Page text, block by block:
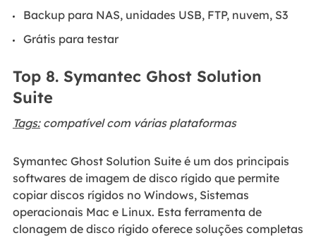
Backup para NAS, unidades USB, FTP, nuvem, S3
Grátis para testar
Top 8. Symantec Ghost Solution
Suite
Tags:compatível com várias plataformas
Symantec Ghost Solution Suite é um dos principais
softwares de imagem de disco rígido que permite
copiar discos rígidos no Windows, Sistemas
operacionais Mac e Linux. Esta ferramenta de
clonagem de disco rígido oferece soluções completas